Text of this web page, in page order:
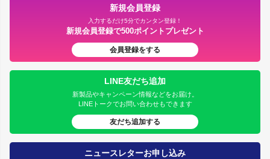
新規会員登録
入力するだけ5分でカンタン登録！
新規会員登録で500ポイントプレゼント
会員登録をする
LINE友だち追加
新製品やキャンペーン情報などをお届け。
LINEトークでお問い合わせもできます
友だち追加する
ニュースレターお申し込み